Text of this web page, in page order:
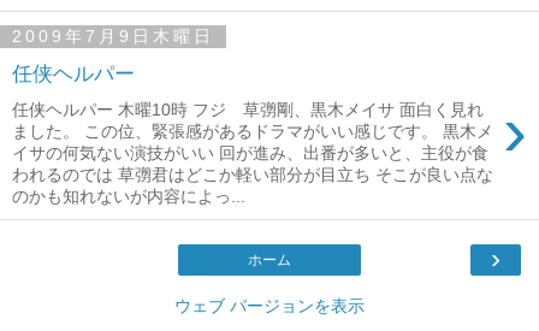
2009年7月9日木曜日
任侠ヘルパー
›
任侠ヘルパー 木曜10時 フジ 草彅剛、黒木メイサ 面白く見れ
ました。 この位、緊張感があるドラマがいい感じです。 黒木メ
イサの何気ない演技がいい 回が進み、出番が多いと、主役が食
われるのでは 草彅君はどこか軽い部分が目立ち そこが良い点な
のかも知れないが内容によっ...
›
ホーム
ウェブ バージョンを表示